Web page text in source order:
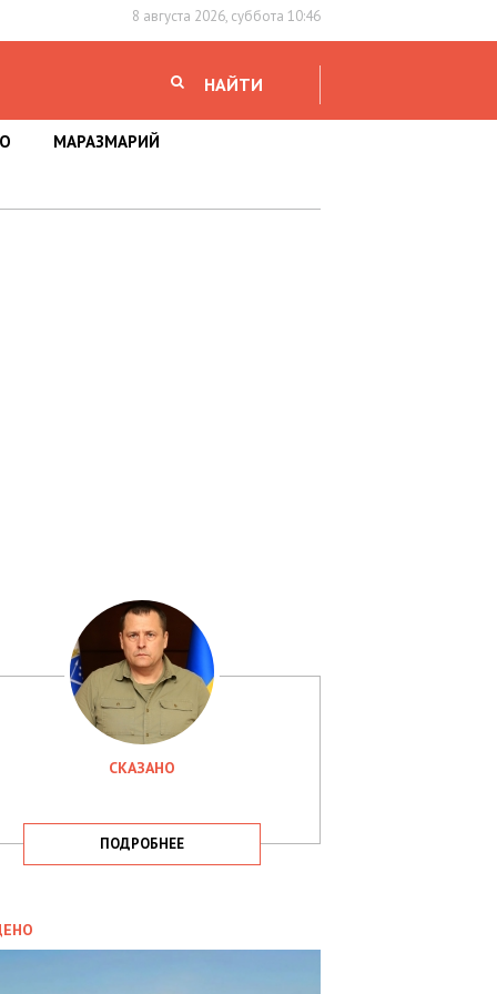
8 августа 2026, суббота 10:46
НАЙТИ
МАРАЗМАРИЙ
СКАЗАНО
ПОДРОБНЕЕ